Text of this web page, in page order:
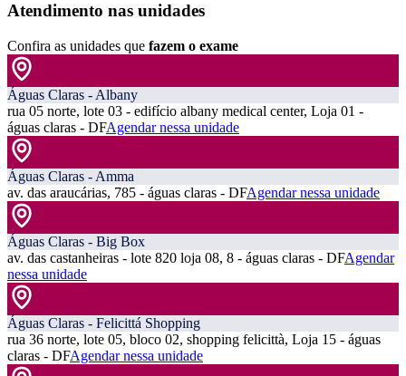
Atendimento nas unidades
Confira as unidades que fazem o exame
Águas Claras - Albany
rua 05 norte, lote 03 - edifício albany medical center, Loja 01 -
águas claras - DFAgendar nessa unidade
Águas Claras - Amma
av. das araucárias, 785 - águas claras - DFAgendar nessa unidade
Águas Claras - Big Box
av. das castanheiras - lote 820 loja 08, 8 - águas claras - DFAgendar
nessa unidade
Águas Claras - Felicittá Shopping
rua 36 norte, lote 05, bloco 02, shopping felicittà, Loja 15 - águas
claras - DFAgendar nessa unidade